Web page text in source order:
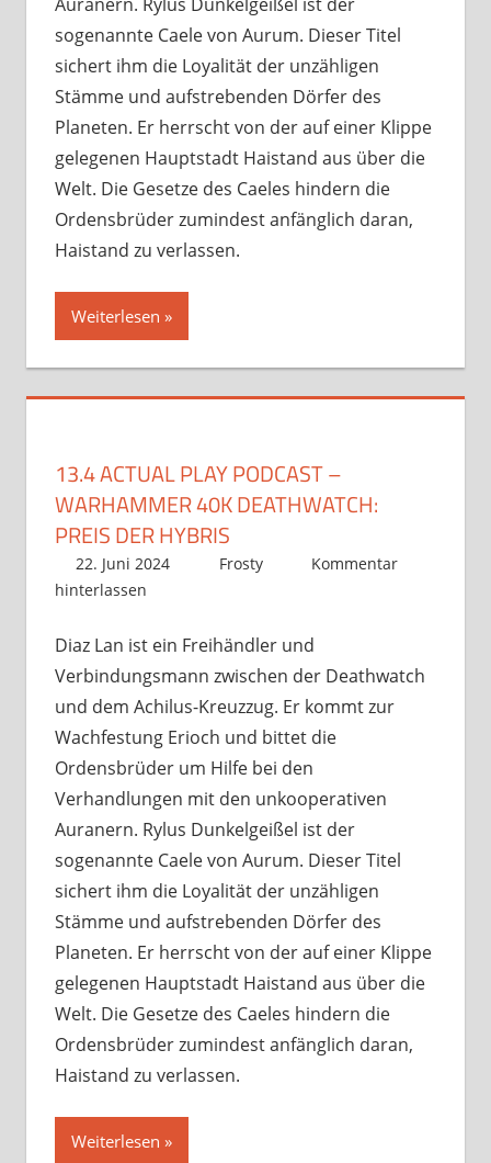
sogenannte Caele von Aurum. Dieser Titel
sichert ihm die Loyalität der unzähligen
Stämme und aufstrebenden Dörfer des
Planeten. Er herrscht von der auf einer Klippe
gelegenen Hauptstadt Haistand aus über die
Welt. Die Gesetze des Caeles hindern die
Ordensbrüder zumindest anfänglich daran,
Haistand zu verlassen.
Weiterlesen
13.4 ACTUAL PLAY PODCAST –
WARHAMMER 40K DEATHWATCH:
PREIS DER HYBRIS
22. Juni 2024 Frosty
Kommentar
hinterlassen
Diaz Lan ist ein Freihändler und
Verbindungsmann zwischen der Deathwatch
und dem Achilus-Kreuzzug. Er kommt zur
Wachfestung Erioch und bittet die
Ordensbrüder um Hilfe bei den
Verhandlungen mit den unkooperativen
Auranern. Rylus Dunkelgeißel ist der
sogenannte Caele von Aurum. Dieser Titel
sichert ihm die Loyalität der unzähligen
Stämme und aufstrebenden Dörfer des
Planeten. Er herrscht von der auf einer Klippe
gelegenen Hauptstadt Haistand aus über die
Welt. Die Gesetze des Caeles hindern die
Ordensbrüder zumindest anfänglich daran,
Haistand zu verlassen.
Weiterlesen